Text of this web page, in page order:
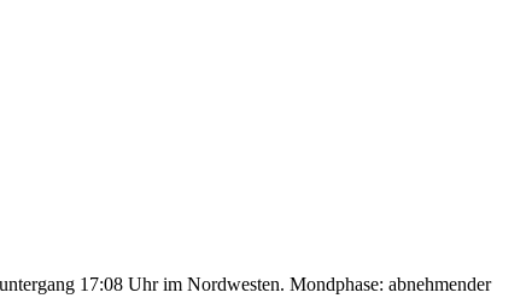
17:08 Uhr im Nordwesten. Mondphase: abnehmender